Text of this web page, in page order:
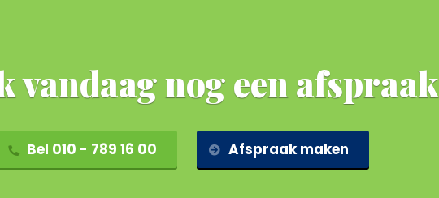
vandaag nog een afspraak
Bel 010 - 789 16 00 Afspraak maken